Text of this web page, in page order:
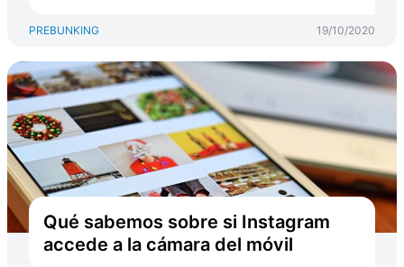
PREBUNKING 19/10/2020
Qué sabemos sobre si Instagram
accede a la cámara del móvil